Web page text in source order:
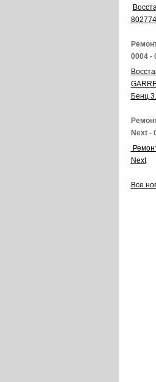
0004 -
Бенц
Next -
Next
Все